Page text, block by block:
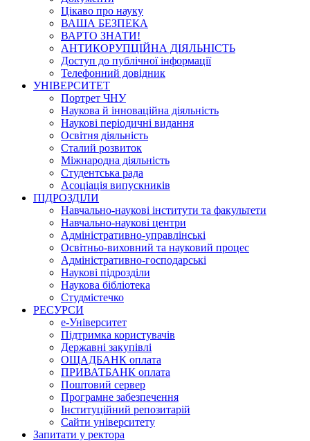
Цікаво про науку
ВАША БЕЗПЕКА
ВАРТО ЗНАТИ!
АНТИКОРУПЦІЙНА ДІЯЛЬНІСТЬ
Доступ до публічної інформації
Телефонний довідник
УНІВЕРСИТЕТ
Портрет ЧНУ
Наукова й інноваційна діяльність
Наукові періодичні видання
Освітня діяльність
Сталий розвиток
Міжнародна діяльність
Студентська рада
Асоціація випускників
ПІДРОЗДІЛИ
Навчально-наукові інститути та факультети
Навчально-наукові центри
Адміністративно-управлінські
Освітньо-виховний та науковий процес
Адміністративно-господарські
Наукові підрозділи
Наукова бібліотека
Студмістечко
РЕСУРСИ
е-Університет
Підтримка користувачів
Державні закупівлі
ОЩАДБАНК оплата
ПРИВАТБАНК оплата
Поштовий сервер
Програмне забезпечення
Інституційний репозитарій
Сайти університету
Запитати у ректора